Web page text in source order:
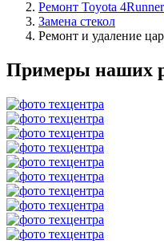
Ремонт Toyota 4Runner
Замена стекол
Ремонт и удаление
Примеры наших